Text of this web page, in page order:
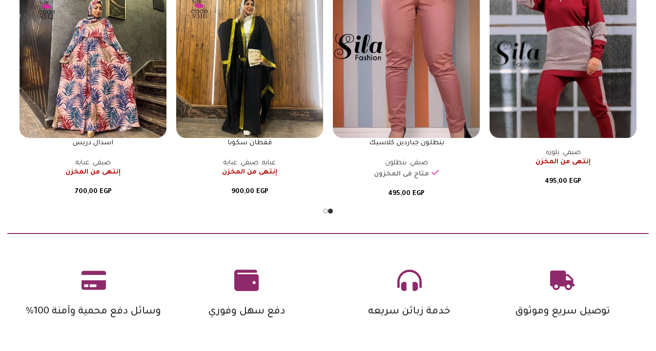
صيفي, بلوزه
إنتهى من المخزن
495,00 EGP
بنطلون جباردين كلاسيك
صيفي, بنطلون
متاح فى المخزون
495,00 EGP
قفطان سكوبا
عبايه, صيفي, عبايه
إنتهى من المخزن
900,00 EGP
اسدال دريس
صيفي,عبايه
إنتهى من المخزن
700,00 EGP
دفع سهل وفوري وسائل دفع محمية وآمنة 100% توصيل سريع وموثوق خدمة زبائن سريعه